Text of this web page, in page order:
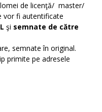
de licenţă/ master/
vor fi autentificate
şi semnate de către
semnate în original.
primite pe adresele